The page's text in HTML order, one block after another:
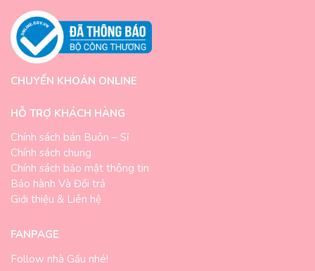
CHUYỂN KHOẢN ONLINE
HỖ TRỢ KHÁCH HÀNG
Chính sách bán Buôn – Sỉ
Chính sách chung
Chính sách bảo mật thông tin
Bảo hành Và Đổi trả
Giới thiệu & Liên hệ
FANPAGE
Follow nhà Gấu nhé!